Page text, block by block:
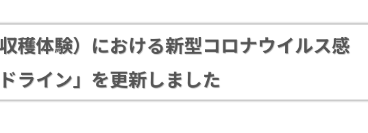
収穫体験）における新型コロナウイルス感
ライン」を更新しました